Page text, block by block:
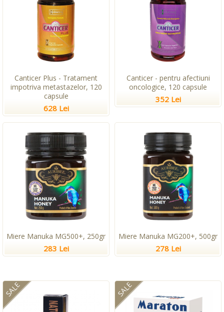
Canticer Plus - Tratament
impotriva metastazelor, 120
capsule
628 Lei
Canticer - pentru afectiuni
oncologice, 120 capsule
352 Lei
Miere Manuka MG500+, 250gr
283 Lei
Miere Manuka MG200+, 500gr
278 Lei
SALE SALE